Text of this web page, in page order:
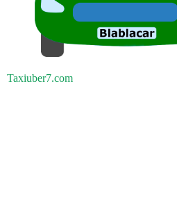
Taxiuber7.com